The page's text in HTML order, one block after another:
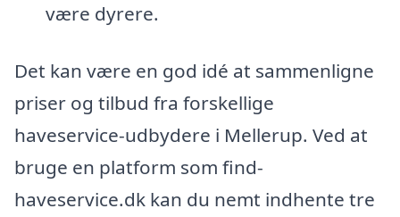
være dyrere.
Det kan være en god idé at sammenligne
priser og tilbud fra forskellige
haveservice-udbydere i Mellerup. Ved at
bruge en platform som find-
haveservice.dk kan du nemt indhente tre